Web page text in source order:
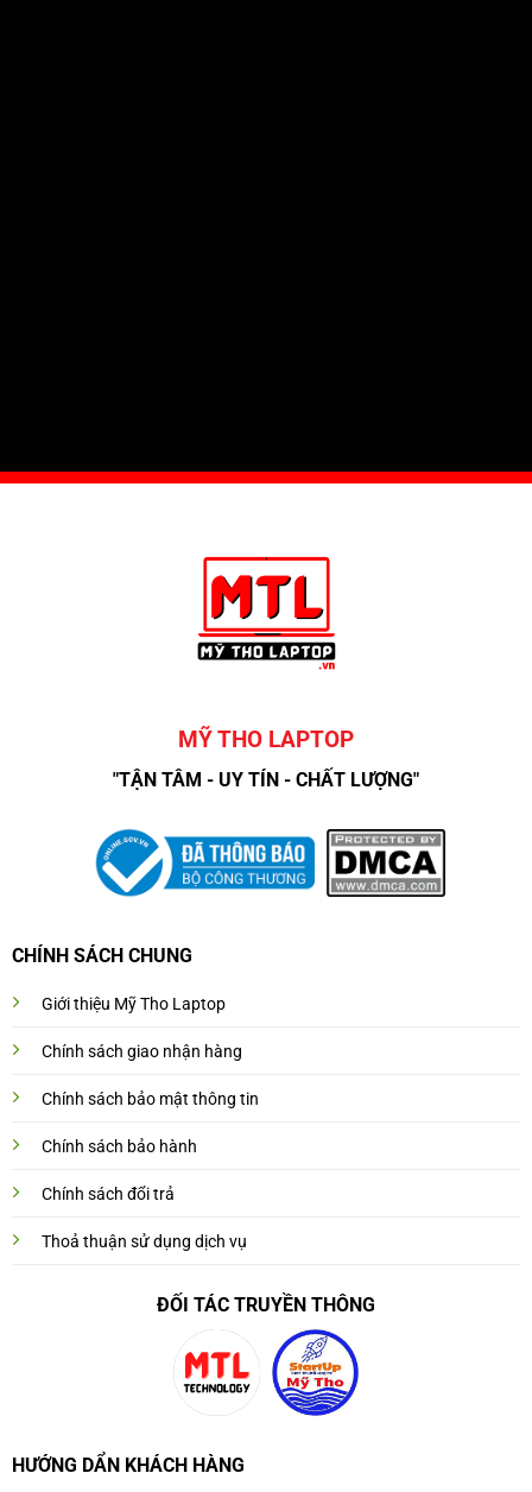
MỸ THO LAPTOP
"TẬN TÂM - UY TÍN - CHẤT LƯỢNG"
CHÍNH SÁCH CHUNG
Giới thiệu Mỹ Tho Laptop
Chính sách giao nhận hàng
Chính sách bảo mật thông tin
Chính sách bảo hành
Chính sách đổi trả
Thoả thuận sử dụng dịch vụ
ĐỐI TÁC TRUYỀN THÔNG
HƯỚNG DẨN KHÁCH HÀNG